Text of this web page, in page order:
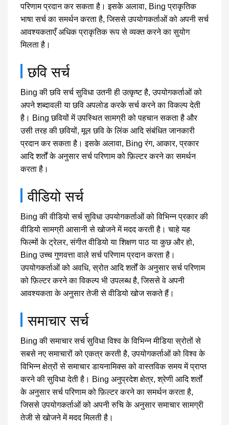
परिणाम प्रदान कर सकता है। इसके अलावा, Bing प्राकृतिक
भाषा सर्च का समर्थन करता है, जिससे उपयोगकर्ताओं को अपनी सर्च
आवश्यकताएँ अधिक प्राकृतिक रूप से व्यक्त करने का सुयोग
मिलता है।
छवि सर्च
Bing की छवि सर्च सुविधा उतनी ही उत्कृष्ट है, उपयोगकर्ताओं को
अपने शब्दावली या छवि अपलोड करके सर्च करने का विकल्प देती
है। Bing छवियों में उपस्थित सामग्री को पहचान सकता है और
उसी तरह की छवियों, मूल छवि के लिंक आदि संबंधित जानकारी
प्रदान कर सकता है। इसके अलावा, Bing रंग, आकार, प्रकार
आदि शर्तों के अनुसार सर्च परिणाम को फ़िल्टर करने का समर्थन
करता है।
वीडियो सर्च
Bing की वीडियो सर्च सुविधा उपयोगकर्ताओं को विभिन्न प्रकार की
वीडियो सामग्री आसानी से खोजने में मदद करती है। चाहे यह
फिल्मों के ट्रेलर, संगीत वीडियो या शिक्षण पाठ या कुछ और हो,
Bing उच्च गुणवत्ता वाले सर्च परिणाम प्रदान करता है।
उपयोगकर्ताओं को अवधि, स्रोत आदि शर्तों के अनुसार सर्च परिणाम
को फ़िल्टर करने का विकल्प भी उपलब्ध है, जिससे वे अपनी
आवश्यकता के अनुसार तेजी से वीडियो खोज सकते हैं।
समाचार सर्च
Bing की समाचार सर्च सुविधा विश्व के विभिन्न मीडिया स्रोतों से
सबसे नए समाचारों को एकत्र करती है, उपयोगकर्ताओं को विश्व के
विभिन्न क्षेत्रों से समाचार डायनामिक्स को वास्तविक समय में प्राप्त
करने की सुविधा देती है। Bing अनुप्रदेश क्षेत्र, श्रेणी आदि शर्तों
के अनुसार सर्च परिणाम को फ़िल्टर करने का समर्थन करता है,
जिससे उपयोगकर्ताओं को अपनी रुचि के अनुसार समाचार सामग्री
तेजी से खोजने में मदद मिलती है।